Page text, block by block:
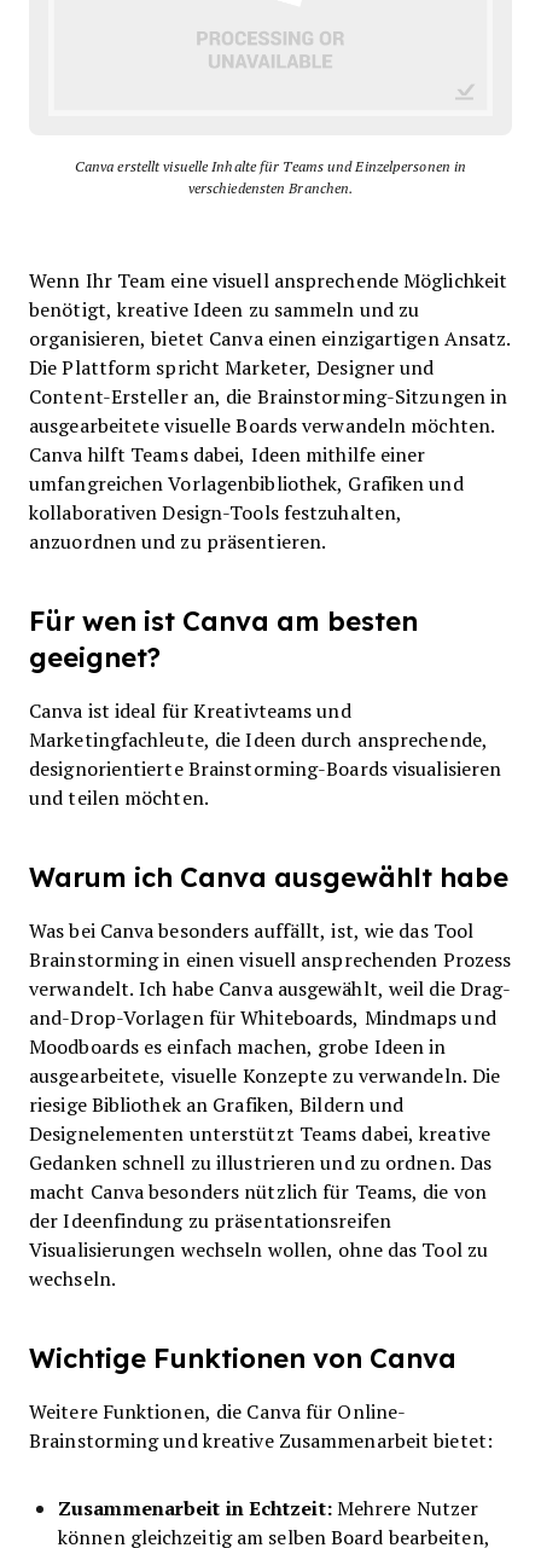
Canva erstellt visuelle Inhalte für Teams und Einzelpersonen in
verschiedensten Branchen.
Wenn Ihr Team eine visuell ansprechende Möglichkeit
benötigt, kreative Ideen zu sammeln und zu
organisieren, bietet Canva einen einzigartigen Ansatz.
Die Plattform spricht Marketer, Designer und
Content-Ersteller an, die Brainstorming-Sitzungen in
ausgearbeitete visuelle Boards verwandeln möchten.
Canva hilft Teams dabei, Ideen mithilfe einer
umfangreichen Vorlagenbibliothek, Grafiken und
kollaborativen Design-Tools festzuhalten,
anzuordnen und zu präsentieren.
Für wen ist Canva am besten
geeignet?
Canva ist ideal für Kreativteams und
Marketingfachleute, die Ideen durch ansprechende,
designorientierte Brainstorming-Boards visualisieren
und teilen möchten.
Warum ich Canva ausgewählt habe
Was bei Canva besonders auffällt, ist, wie das Tool
Brainstorming in einen visuell ansprechenden Prozess
verwandelt. Ich habe Canva ausgewählt, weil die Drag-
and-Drop-Vorlagen für Whiteboards, Mindmaps und
Moodboards es einfach machen, grobe Ideen in
ausgearbeitete, visuelle Konzepte zu verwandeln. Die
riesige Bibliothek an Grafiken, Bildern und
Designelementen unterstützt Teams dabei, kreative
Gedanken schnell zu illustrieren und zu ordnen. Das
macht Canva besonders nützlich für Teams, die von
der Ideenfindung zu präsentationsreifen
Visualisierungen wechseln wollen, ohne das Tool zu
wechseln.
Wichtige Funktionen von Canva
Weitere Funktionen, die Canva für Online-
Brainstorming und kreative Zusammenarbeit bietet:
Zusammenarbeit in Echtzeit:Mehrere Nutzer
können gleichzeitig am selben Board bearbeiten,